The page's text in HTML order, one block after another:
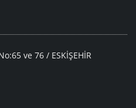
ve 76 / ESKİŞEHİR